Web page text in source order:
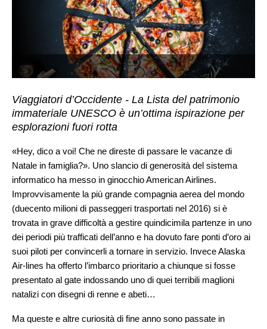
Viaggiatori d’Occidente - La Lista del patrimonio
immateriale UNESCO è un’ottima ispirazione per
esplorazioni fuori rotta
«Hey, dico a voi! Che ne direste di passare le vacanze di
Natale in famiglia?». Uno slancio di generosità del sistema
informatico ha messo in ginocchio American Airlines.
Improvvisamente la più grande compagnia aerea del mondo
(duecento milioni di passeggeri trasportati nel 2016) si è
trovata in grave difficoltà a gestire quindicimila partenze in uno
dei periodi più trafficati dell’anno e ha dovuto fare ponti d’oro ai
suoi piloti per convincerli a tornare in servizio. Invece Alaska
Air-lines ha offerto l’imbarco prioritario a chiunque si fosse
presentato al gate indossando uno di quei terribili maglioni
natalizi con disegni di renne e abeti…
Ma queste e altre curiosità di fine anno sono passate in